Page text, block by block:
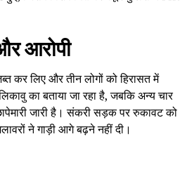
आरोपी
कर लिए और तीन लोगों को हिरासत में
का बताया जा रहा है, जबकि अन्य चार
जारी है। संकरी सड़क पर रुकावट को
ने गाड़ी आगे बढ़ने नहीं दी।